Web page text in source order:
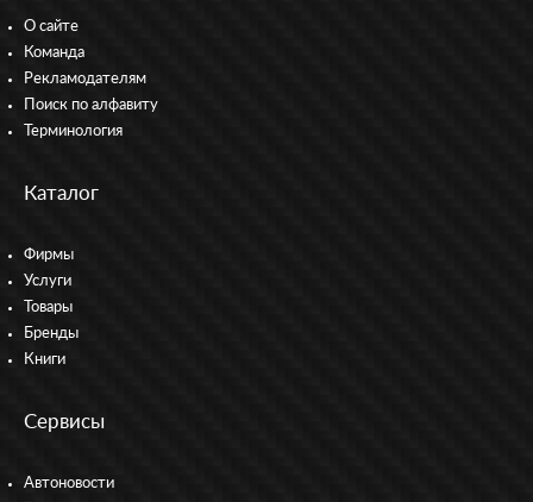
О сайте
Команда
Рекламодателям
Поиск по алфавиту
Терминология
Каталог
Фирмы
Услуги
Товары
Бренды
Книги
Сервисы
Автоновости